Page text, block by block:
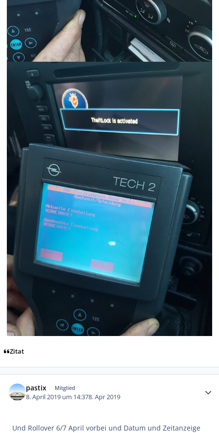
Zitat
pastix Mitglied
8. April 2019 um 14:378. Apr 2019
Und Rollover 6/7 April vorbei und Datum und Zeitanzeige